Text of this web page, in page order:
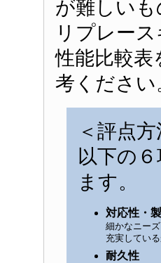
が難しい
リプレー
性能比較表
考ください
＜評点
以下の
ます。
対応性・
細かなニー
充実してい
耐久性